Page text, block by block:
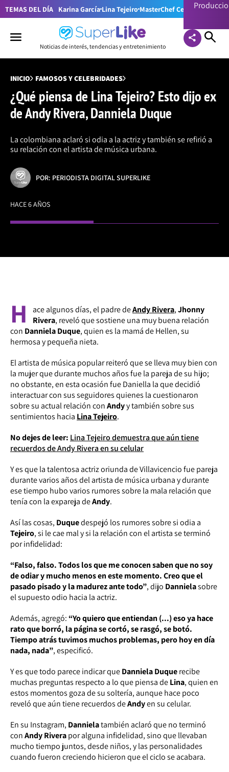
TEMAS DEL DÍA Karina García Lina Tejeiro MasterChef Celebrity
Noticias de interés, tendencias y entretenimiento
INICIO FAMOSOS Y CELEBRIDADES
¿Qué piensa de Lina Tejeiro? Esto dijo ex
de Andy Rivera, Danniela Duque
La colombiana aclaró si odia a la actriz y también se refirió a
su relación con el artista de música urbana.
POR: PERIODISTA DIGITAL SUPERLIKE
HACE 6 AÑOS
H ace algunos días, el padre deAndy Rivera,Jhonny
Rivera, reveló que sostiene una muy buena relación
con Danniela Duque, quien es la mamá de Hellen, su
hermosa y pequeña nieta.
El artista de música popular reiteró que se lleva muy bien con
la mujer que durante muchos años fue la pareja de su hijo;
no obstante, en esta ocasión fue Daniella la que decidió
interactuar con sus seguidores quienes la cuestionaron
sobre su actual relación conAndyy también sobre sus
sentimientos hacia Lina Tejeiro.
No dejes de leer: Lina Tejeiro demuestra que aún tiene
recuerdos de Andy Rivera en su celular
Y es que la talentosa actriz oriunda de Villavicencio fue pareja
durante varios años del artista de música urbana y durante
ese tiempo hubo varios rumores sobre la mala relación que
tenía con la expareja deAndy.
Así las cosas, Duquedespejó los rumores sobre si odia a
Tejeiro, si le cae mal y si la relación con el artista se terminó
por infidelidad:
“Falso, falso. Todos los que me conocen saben que no soy
de odiar y mucho menos en este momento. Creo que el
pasado pisado y la madurez ante todo”, dijo Dannielasobre
el supuesto odio hacia la actriz.
Además, agregó:“Yo quiero que entiendan (...) eso ya hace
rato que borró, la página se cortó, se rasgó, se botó.
Tiempo atrás tuvimos muchos problemas, pero hoy en día
nada, nada”, especificó.
Y es que todo parece indicar queDanniela Duquerecibe
muchas preguntas respecto a lo que piensa deLina, quien en
estos momentos goza de su soltería, aunque hace poco
reveló que aún tiene recuerdos deAndyen su celular.
En su Instagram, Dannielatambién aclaró que no terminó
conAndy Riverapor alguna infidelidad, sino que llevaban
mucho tiempo juntos, desde niños, y las personalidades
cuando fueron creciendo hicieron que el ciclo se acabara.